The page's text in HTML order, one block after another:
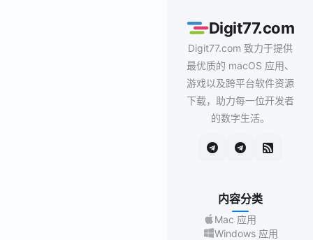
Digit77.com
Digit77.com 致力于提供
最优质的 macOS 应用、
游戏以及跨平台软件资源
下载，助力每一位开发者
的数字生活。
内容分类
Mac 应用
Windows 应用